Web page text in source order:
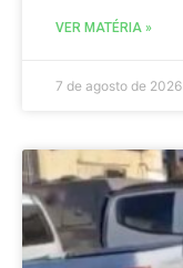
VER MATÉRIA »
7 de agosto de 2026